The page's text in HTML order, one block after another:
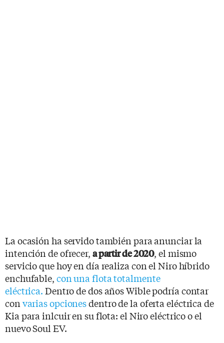
La ocasión ha servido también para anunciar la
intención de ofrecer, a partir de 2020, el mismo
servicio que hoy en día realiza con el Niro híbrido
enchufable,con una flota totalmente
eléctrica.Dentro de dos años Wible podría contar
convarias opcionesdentro de la oferta eléctrica de
Kia para inlcuir en su flota: el Niro eléctrico o el
nuevo Soul EV.